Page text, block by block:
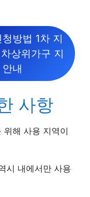
방법 1차 지
상위가구 지
내
사항
위해 사용 지역이
시 내에서만 사용